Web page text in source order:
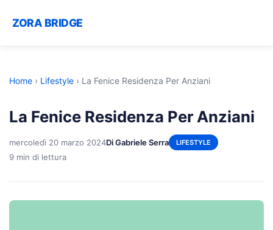
ZORA BRIDGE
Home › Lifestyle › La Fenice Residenza Per Anziani
La Fenice Residenza Per Anziani
mercoledì 20 marzo 2024Di Gabriele Serra LIFESTYLE
9 min di lettura